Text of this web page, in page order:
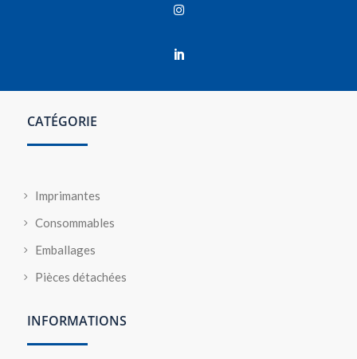


CATÉGORIE
Imprimantes
Consommables
Emballages
Pièces détachées
INFORMATIONS